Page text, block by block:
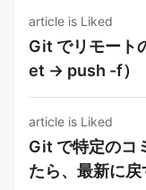
article is Liked
Git でリモート
et -> push -f）
article is Liked
Git で特定のコ
たら、最新に